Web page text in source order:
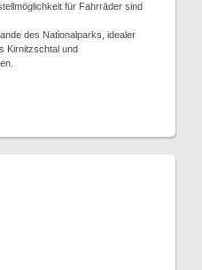
für Fahrräder sind
des Nationalparks, idealer
Kirnitzschtal und